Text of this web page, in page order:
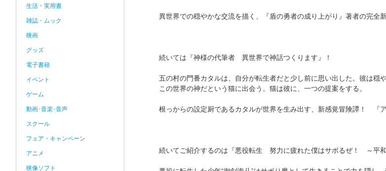
異世界での穏やかな交流を描く、『盾の勇者の成り上がり』著者の完全新
続いては『神様の代筆者 異世界で神話つくります』！
五の村の門番カタルは、自分が転生者だと少し前に思い出した。彼は穏
この世界の神だという猫に出会う。猫は彼に、一つの提案をする。
根っからの設定厨であるカタルが世界を生み出す、新感覚冒険譚！ 『
続いてご紹介するのは『悪役転生 努力に疲れた僕はサボるぜ！ ～平和
生活・実用書
雑誌・ムック
映画
グッズ
電子書籍
イベント
ゲーム
動画･音楽･音声
スクール
フェア・キャンペーン
アニメ
映像ソフト